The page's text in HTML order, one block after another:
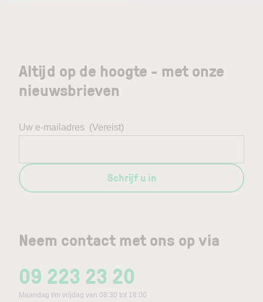
Neem contact met ons op via
09 223 23 20
Maandag t/m vrijdag van 08:30 tot 18:00
Altijd op de hoogte - met onze
nieuwsbrieven
Uw e-mailadres (Vereist)
Schrijf u in